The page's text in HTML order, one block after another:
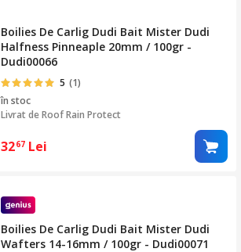
Boilies De Carlig Dudi Bait Mister Dudi
Halfness Pinneaple 20mm / 100gr -
Dudi00066
5 (1)
în stoc
Livrat deRoof Rain Protect
3267 Lei
Boilies De Carlig Dudi Bait Mister Dudi
Wafters 14-16mm / 100gr - Dudi00071